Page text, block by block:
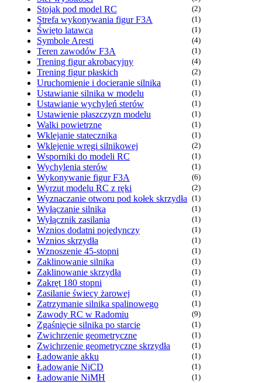
Stojak pod model RC (2)
Strefa wykonywania figur F3A (1)
Święto latawca (1)
Symbole Aresti (4)
Teren zawodów F3A (1)
Trening figur akrobacyjny (4)
Trening figur płaskich (2)
Uruchomienie i docieranie silnika (1)
Ustawianie silnika w modelu (1)
Ustawianie wychyleń sterów (1)
Ustawienie płaszczyzn modelu (1)
Walki powietrzne (1)
Wklejanie statecznika (1)
Wklejenie wręgi silnikowej (2)
Wsporniki do modeli RC (1)
Wychylenia sterów (1)
Wykonywanie figur F3A (6)
Wyrzut modelu RC z ręki (2)
Wyznaczanie otworu pod kołek skrzydła (1)
Wyłączanie silnika (1)
Wyłącznik zasilania (1)
Wznios dodatni pojedynczy (1)
Wznios skrzydła (1)
Wznoszenie 45-stopni (1)
Zaklinowanie silnika (1)
Zaklinowanie skrzydła (1)
Zakręt 180 stopni (1)
Zasilanie świecy żarowej (1)
Zatrzymanie silnika spalinowego (1)
Zawody RC w Radomiu (9)
Zgaśnięcie silnika po starcie (1)
Zwichrzenie geometryczne (1)
Zwichrzenie geometryczne skrzydła (1)
Ładowanie akku (1)
Ładowanie NiCD (1)
Ładowanie NiMH (1)